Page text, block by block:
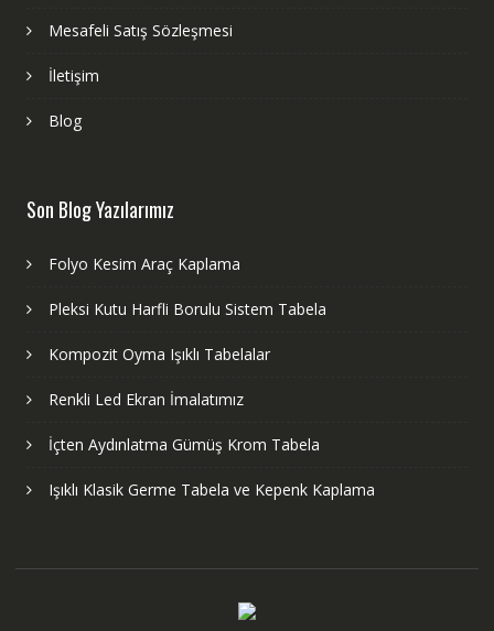
Mesafeli Satış Sözleşmesi
İletişim
Blog
Son Blog Yazılarımız
Folyo Kesim Araç Kaplama
Pleksi Kutu Harfli Borulu Sistem Tabela
Kompozit Oyma Işıklı Tabelalar
Renkli Led Ekran İmalatımız
İçten Aydınlatma Gümüş Krom Tabela
Işıklı Klasik Germe Tabela ve Kepenk Kaplama